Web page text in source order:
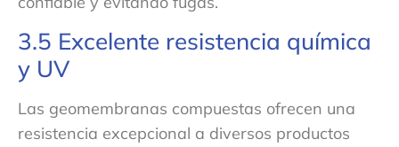
3.5 Excelente resistencia química
y UV
Las geomembranas compuestas ofrecen una
resistencia excepcional a diversos productos